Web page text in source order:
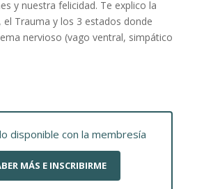
y nuestra felicidad. Te explico la
el Trauma y los 3 estados donde
nervioso (vago ventral, simpático
disponible con la membresía
MÁS E INSCRIBIRME